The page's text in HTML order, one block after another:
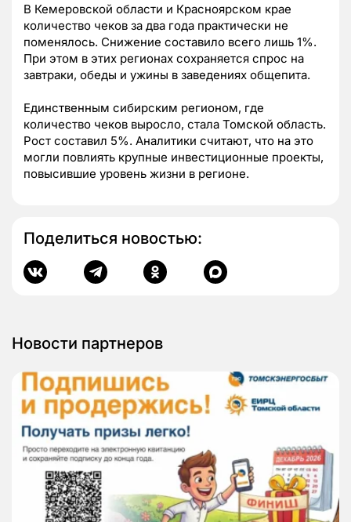
В Кемеровской области и Красноярском крае
количество чеков за два года практически не
поменялось. Снижение составило всего лишь 1%.
При этом в этих регионах сохраняется спрос на
завтраки, обеды и ужины в заведениях общепита.
Единственным сибирским регионом, где
количество чеков выросло, стала Томской область.
Рост составил 5%. Аналитики считают, что на это
могли повлиять крупные инвестиционные проекты,
повысившие уровень жизни в регионе.
Поделиться новостью:
Новости партнеров